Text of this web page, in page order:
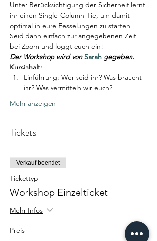
Unter Berücksichtigung der Sicherheit lernt
ihr einen Single-Column-Tie, um damit
optimal in eure Fesselungen zu starten.
Seid dann einfach zur angegebenen Zeit
bei Zoom und loggt euch ein!
Der Workshop wird von Sarah gegeben.
Kursinhalt:
Einführung: Wer seid ihr? Was braucht
ihr? Was vermitteln wir euch?
Mehr anzeigen
Tickets
Verkauf beendet
Tickettyp
Workshop Einzelticket
Mehr Infos
Preis